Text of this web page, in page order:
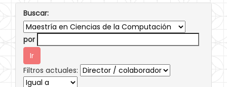
Buscar:
por
Filtros actuales: